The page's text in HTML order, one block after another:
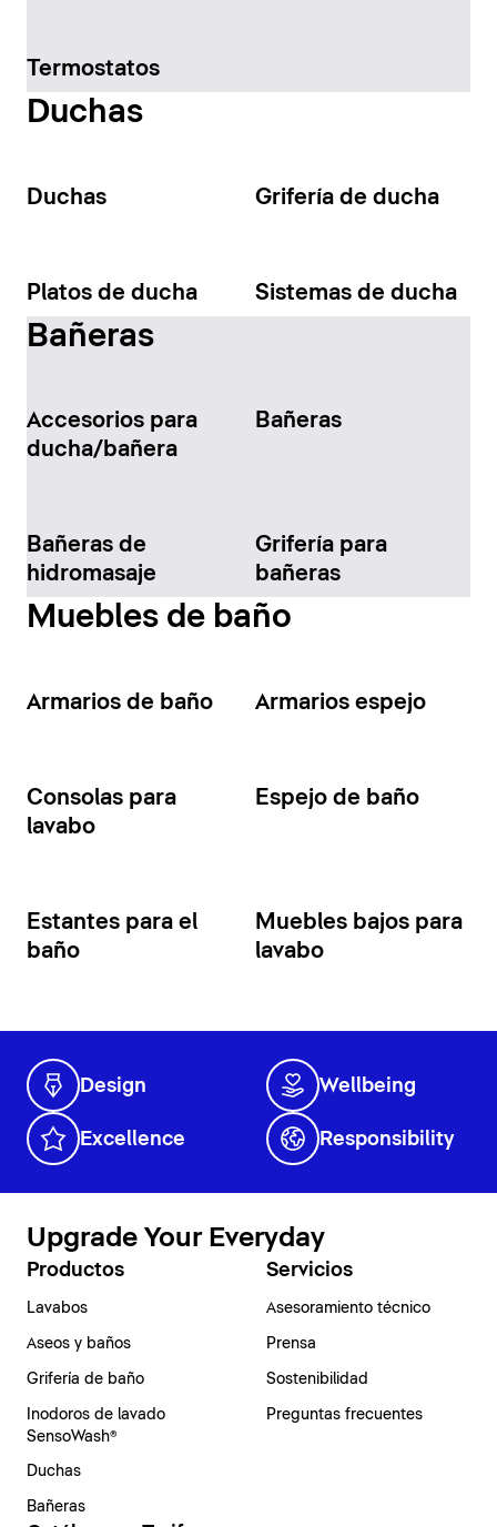
Termostatos
Duchas
Duchas Grifería de ducha
Platos de ducha Sistemas de ducha
Bañeras
Accesorios para
ducha/bañera
Bañeras
Bañeras de
hidromasaje
Grifería para
bañeras
Muebles de baño
Armarios de baño Armarios espejo
Consolas para
lavabo
Espejo de baño
Estantes para el
baño
Muebles bajos para
lavabo
Design Wellbeing
Excellence Responsibility
Upgrade Your Everyday
Productos
Lavabos
Aseos y baños
Grifería de baño
Inodoros de lavado
SensoWash®
Duchas
Bañeras
Servicios
Asesoramiento técnico
Prensa
Sostenibilidad
Preguntas frecuentes